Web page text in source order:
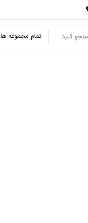
تمام مجموعه ها